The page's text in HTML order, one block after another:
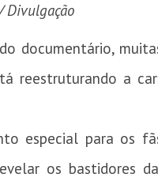
Divulgação
documentário,
reestruturando a
especial para os
os bastidores